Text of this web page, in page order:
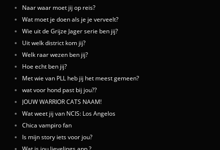
Naar waar moet jij op reis?
Wat moet je doen als je je verveelt?
Wie uit de Grijze Jager serie ben jij?
Uit welk district kom jij?
Welk raar wezen ben jij?
Hoe echt ben jij?
Met wie van PLL heb jij het meest gemeen?
wat voor hond past bij jou??
JOUW WARRIOR CATS NAAM!
Wat weet jij van NCIS: Los Angelos
Chica vampiro fan
Is mijn story iets voor jou?